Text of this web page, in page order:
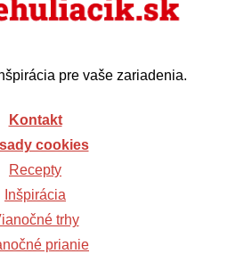
pre vaše zariadenia.
Kontakt
cookies
Recepty
Inšpirácia
trhy
prianie